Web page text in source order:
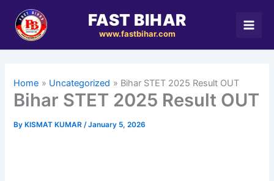
content
FAST BIHAR
www.fastbihar.com
Home Uncategorized Bihar STET 2025 Result OUT
Bihar STET 2025 Result OUT
By KISMAT KUMAR/January 5, 2026